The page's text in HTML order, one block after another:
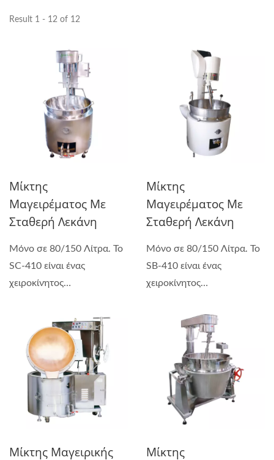
Result 1 - 12 of 12
Μίκτης
Μαγειρέματος Με
Σταθερή Λεκάνη
Μόνο σε 80/150 Λίτρα. Το
SC-410 είναι ένας
χειροκίνητος
Μίκτης
Μαγειρέματος Με
Σταθερή Λεκάνη
Μόνο σε 80/150 Λίτρα. Το
SB-410 είναι ένας
χειροκίνητος
Μίκτης Μαγειρικής
Μίκτης